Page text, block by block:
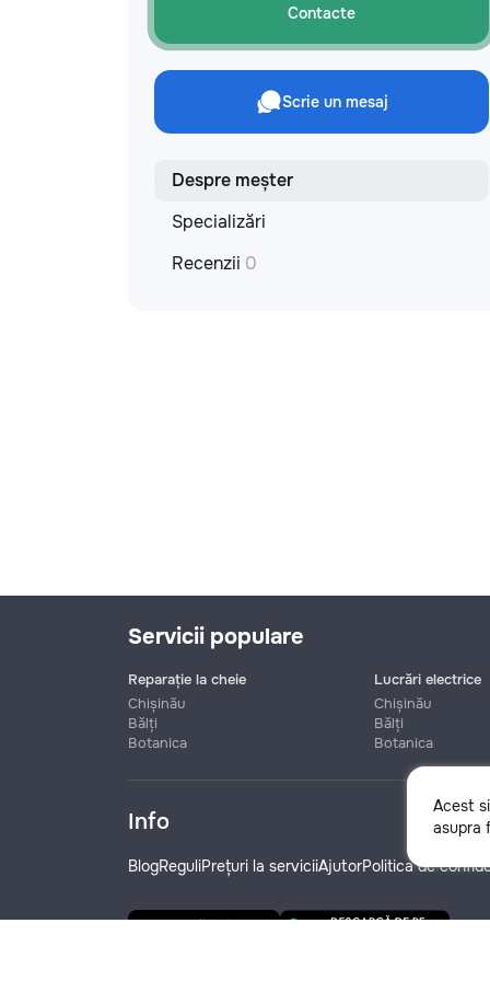
producătorului, brand, colecție și
categoria produsului. Gresie
porțelanată – de la 350–800+ lei/m²
Laminat – de la 180–450+ lei/m²
Materiale pentru lucrări brute – de la 1
500–2 500 lei/m² de apartament Uși
lei/set Tavan extensibil – de la 120–
confortul dumneavoastră! Realizăm
proiectul de design, cu atenție la
Contacte
Scrie un mesaj
Despre meșter
Specializări
Recenzii 0
Acest
asupra
Servicii populare
Reparație la cheie
Chișinău
Bălți
Botanica
Lucrări electrice
Chișinău
Bălți
Botanica
Info
BlogReguliPrețuri la serviciiAjutorPolitica de